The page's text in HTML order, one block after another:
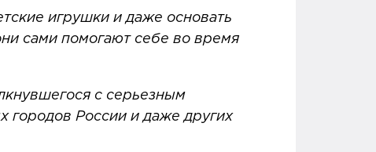
игрушки и даже основать
сами помогают себе во время
с серьезным
городов России и даже других